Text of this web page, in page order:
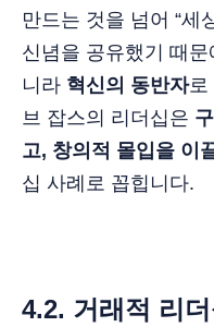
만드는 것을 넘어 “세
신념을 공유했기 때
니라 혁신의 동반자로
브 잡스의 리더십은
고, 창의적 몰입을 이
십 사례로 꼽힙니다.
4.2. 거래적 리